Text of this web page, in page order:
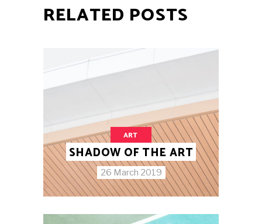
RELATED POSTS
ART
SHADOW OF THE ART
26 March 2019